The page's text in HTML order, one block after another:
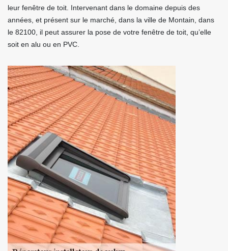
leur fenêtre de toit. Intervenant dans le domaine depuis des
années, et présent sur le marché, dans la ville de Montain, dans
le 82100, il peut assurer la pose de votre fenêtre de toit, qu’elle
soit en alu ou en PVC.